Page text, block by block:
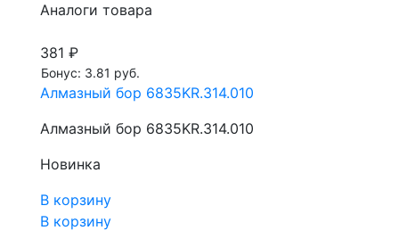
Аналоги товара
381 ₽
Бонус: 3.81 руб.
Алмазный бор 6835KR.314.010
Алмазный бор 6835KR.314.010
Новинка
В корзину
В корзину